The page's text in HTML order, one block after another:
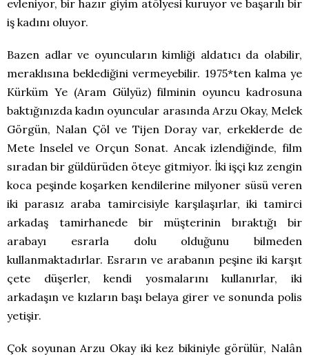
evleniyor, bir hazır giyim atölyesi kuruyor ve başarılı bir
iş kadını oluyor.
Bazen adlar ve oyuncuların kimliği aldatıcı da olabilir,
meraklısına beklediğini vermeyebilir. 1975*ten kalma ye
Kürküm Ye (Aram Gülyüz) filminin oyuncu kadrosuna
baktığınızda kadın oyuncular arasında Arzu Okay, Melek
Görgün, Nalan Çöl ve Tijen Doray var, erkeklerde de
Mete lnselel ve Orçun Sonat. Ancak izlendiğinde, film
sıradan bir güldürüden öteye gitmiyor. İki işçi kız zengin
koca peşinde koşarken kendilerine milyoner süsü veren
iki parasız araba tamircisiyle karşılaşırlar, iki tamirci
arkadaş tamirhanede bir müşterinin bıraktığı bir
arabayı esrarla dolu olduğunu bilmeden
kullanmaktadırlar. Esrarın ve arabanın peşine iki karşıt
çete düşerler, kendi yosmalarını kullanırlar, iki
arkadaşın ve kızların başı belaya girer ve sonunda polis
yetişir.
Çok soyunan Arzu Okay iki kez bikiniyle görülür, Nalân